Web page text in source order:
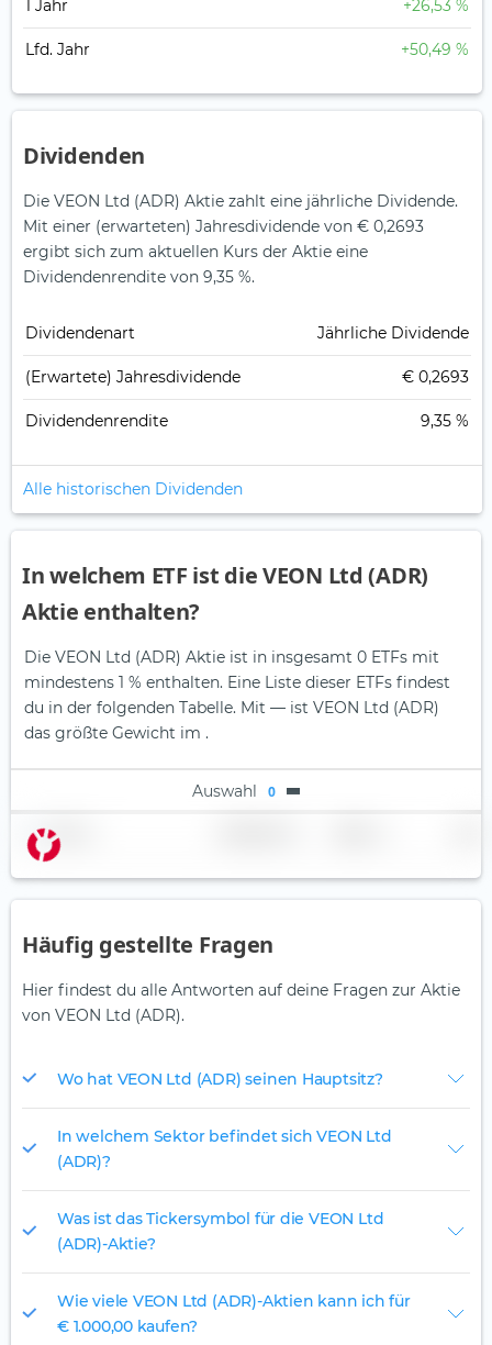
1 Jahr +26,53 %
Lfd. Jahr +50,49 %
Dividenden
Die VEON Ltd (ADR) Aktie zahlt eine jährliche Dividende.
Mit einer (erwarteten) Jahresdividende von € 0,2693
ergibt sich zum aktuellen Kurs der Aktie eine
Dividendenrendite von 9,35 %.
Dividendenart Jährliche Dividende
(Erwartete) Jahresdividende € 0,2693
Dividendenrendite 9,35 %
Alle historischen Dividenden
In welchem ETF ist die VEON Ltd (ADR)
Aktie enthalten?
Die VEON Ltd (ADR) Aktie ist in insgesamt 0 ETFs mit
mindestens 1 % enthalten. Eine Liste dieser ETFs findest
du in der folgenden Tabelle. Mit — ist VEON Ltd (ADR)
das größte Gewicht im .
Auswahl 0
Name
Häufig gestellte Fragen
Hier findest du alle Antworten auf deine Fragen zur Aktie
von VEON Ltd (ADR).
Wo hat VEON Ltd (ADR) seinen Hauptsitz?
In welchem Sektor befindet sich VEON Ltd
(ADR)?
Was ist das Tickersymbol für die VEON Ltd
(ADR)-Aktie?
Wie viele VEON Ltd (ADR)-Aktien kann ich für
€ 1.000,00 kaufen?